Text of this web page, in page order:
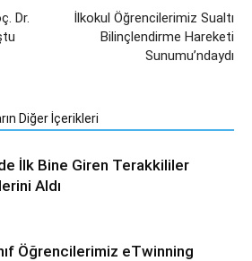
Dr.
İlkokul Öğrencilerimiz Sualtı
Bilinçlendirme Hareketi
Sunumu’ndaydı
Diğer İçerikleri
İlk Bine Giren Terakkililer
Aldı
Öğrencilerimiz eTwinning